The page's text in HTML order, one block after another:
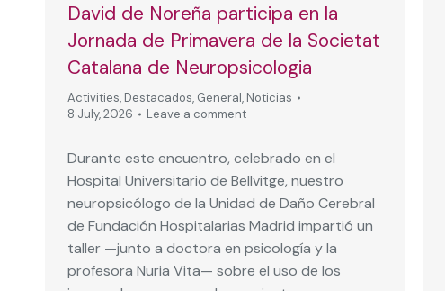
David de Noreña participa en la
Jornada de Primavera de la Societat
Catalana de Neuropsicologia
Activities, Destacados, General, Noticias
8 July, 2026
Leave a comment
Durante este encuentro, celebrado en el
Hospital Universitario de Bellvitge, nuestro
neuropsicólogo de la Unidad de Daño Cerebral
de Fundación Hospitalarias Madrid impartió un
taller —junto a doctora en psicología y la
profesora Nuria Vita— sobre el uso de los